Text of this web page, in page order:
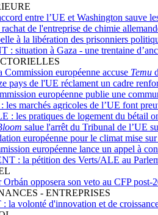
entre l’UE et Washington sauve
de l'entreprise de chimie
à la libération des prisonniers
: situation à Gaza - une trentaine
Commission européenne accuse Temu
pays de l'UE réclament un cadre
européenne publie une
les marchés agricoles de l’UE font
: les pratiques de logement du bétail
salue l'arrêt du Tribunal de l’UE
européenne pour le climat mise
européenne lance un appel à
: la pétition des Verts/ALE au
opposera son veto au CFP post-
- ENTREPRISES
: la volonté d'innovation et de